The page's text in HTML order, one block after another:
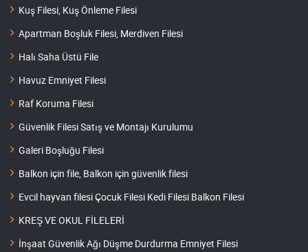
Kuş Filesi, Kuş Önleme Filesi
Apartman Boşluk Filesi, Merdiven Filesi
Halı Saha Üstü File
Havuz Emniyet Filesi
Raf Koruma Filesi
Güvenlik Filesi Satış ve Montajı Kurulumu
Galeri Boşluğu Filesi
Balkon için file, Balkon için güvenlik filesi
Evcil hayvan filesi Çocuk Filesi Kedi Filesi Balkon Filesi
KREŞ VE OKUL FİLELERİ
İnşaat Güvenlik Ağı Düşme Durdurma Emniyet Filesi